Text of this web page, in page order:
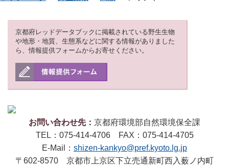
京都府レッドデータブックに掲載されている野生生物
や地形・地質、生態系などに関する情報がありました
ら、情報提供フォームからお寄せください。
お問い合わせ先： 京都府環境部自然環境保全課
TEL：075-414-4706 FAX：075-414-4705
E-Mail： shizen-kankyo@pref.kyoto.lg.jp
〒602-8570 京都市上京区下立売通新町西入薮ノ内町